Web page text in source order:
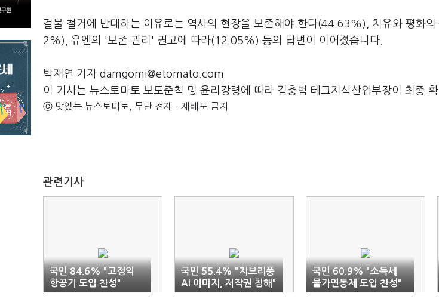
걸물 철거에 반대하는 이유로는 역사의 현장을 보존해야 한다(44.63%), 치유와 평화
2%), 유엔의 '보존 관리' 권고에 따라(12.05%) 등의 답변이 이어졌습니다.
박재연 기자 damgomi@etomato.com
이 기사는 뉴스토마토 보도준칙 및 윤리강령에 따라 김충범 테크지식산업부장이 최종 확
ⓒ 맛있는 뉴스토마토, 무단 전재 - 재배포 금지
관련기사
국민 84.6% "고정익
항공기 도입 찬성"
국민 55.4% "지브리풍
AI 이미지, 저작권 침해"
국민 60.9% "소득세
물가연동제 도입 찬성"